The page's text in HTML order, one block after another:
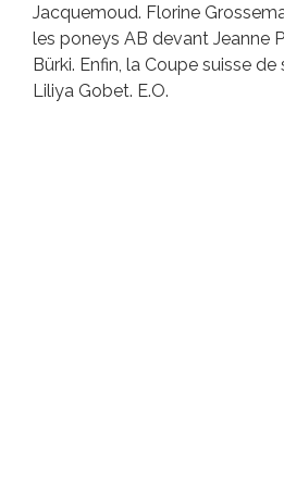
Jacquemoud. Florine
les poneys AB devant Jeanne
Bürki. Enfin, la Coupe suisse
Liliya Gobet. E.O.